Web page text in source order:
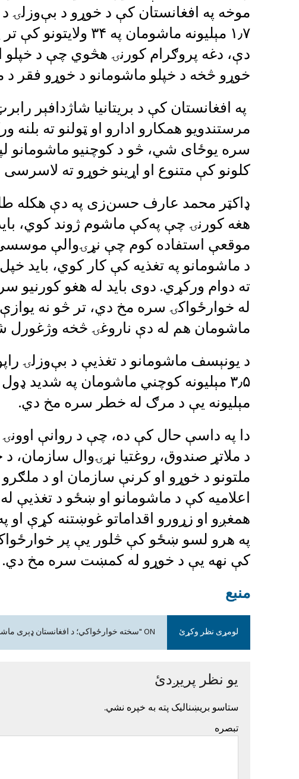
موخه په افغانستان کې د خوړو د بې‌وزلۍ
۱٫۷ مېلیونه ماشومان
دې، دغه پروګرام کورنۍ هڅوي چې د خپلو
خوړو څخه د خپلو ماشومانو د خوړو فقر د
په افغانستان کې د بریتانیا شاژدافېر
مرستندویو همکارو ادارو او ټولنو ته
سره یوځای شي، څو د کوچنیو ماشومانو
کلونو کې متنوع او اړینو خوړو ته
ډاکټر محمد عارف حسن‌زی په دې هکله
هغه کورنۍ چې په‌کې ماشوم ژوند کوي،
موقعې استفاده کوم چې نړۍوالې
د ماشومانو په تغذیه کې کار کوي، باید
ته دوام ورکړي. دوی باید له هغو
له خوارځواکۍ سره مخ دي، تر څو نه یوازې
ماشومان هم له دې ناروغۍ څخه وژغورل
مېلیونه یې د مرګ له خطر سره مخ دي.
دا په داسې حال کې ده، چې د روانې
د ملاتړ صندوق، روغتیا نړۍوال سازمان،
ملتونو د خوړو او کرنې سازمان او د
اعلامیه کې د ماشومانو او ښځو د تغذیې
همغږو او زړورو اقداماتو غوښتنه کړې
په هرو لسو ښځو کې څلور یې پر
کې نهه یې د خوړو له کمښت سره مخ دي.
منبع
لومړی نظر وکړئ ON "سخته خوارځواکي؛ د افغانستان ډېری ماشومان له مرګوني ګواښ سره مخ دي"
یو نظر پریږدئ
ستاسو بریښنالیک پته به خپره نشي.
تبصره